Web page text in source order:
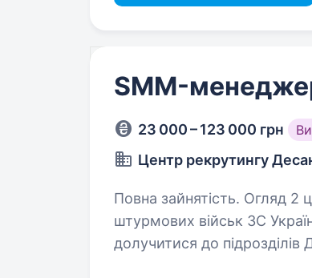
SMM-
23 000 – 123 000 грн
Центр рекрутингу
Повна зайнятість. Огляд 2 центр рекрутингу — складова Десантно-
штурмових військ ЗС
долучитися до